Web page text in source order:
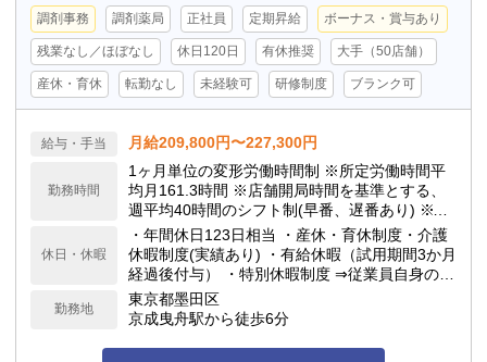
調剤事務 調剤薬局 正社員 定期昇給 ボーナス・賞与あり
残業なし／ほぼなし 休日120日 有休推奨 大手（50店舗）
産休・育休 転勤なし 未経験可 研修制度 ブランク可
給与・手当 月給209,800円〜227,300円
勤務時間
1ヶ月単位の変形労働時間制 ※所定労働時間平
均月161.3時間 ※店舗開局時間を基準とする、
週平均40時間のシフト制(早番、遅番あり) ※シ
フト制のため繁忙期以外、殆ど残業はありませ
ん ※日祝勤務の場合は日祝出勤手当3,000円を
支給します
休日・休暇
・年間休日123日相当 ・産休・育休制度・介護
休暇制度(実績あり) ・有給休暇（試用期間3か月
経過後付与） ・特別休暇制度 ⇒従業員自身の結
婚時：5日間 ⇒配偶者の出産時：3日間 ⇒忌引き
休暇：最大7日間
勤務地
東京都墨田区
京成曳舟駅から徒歩6分